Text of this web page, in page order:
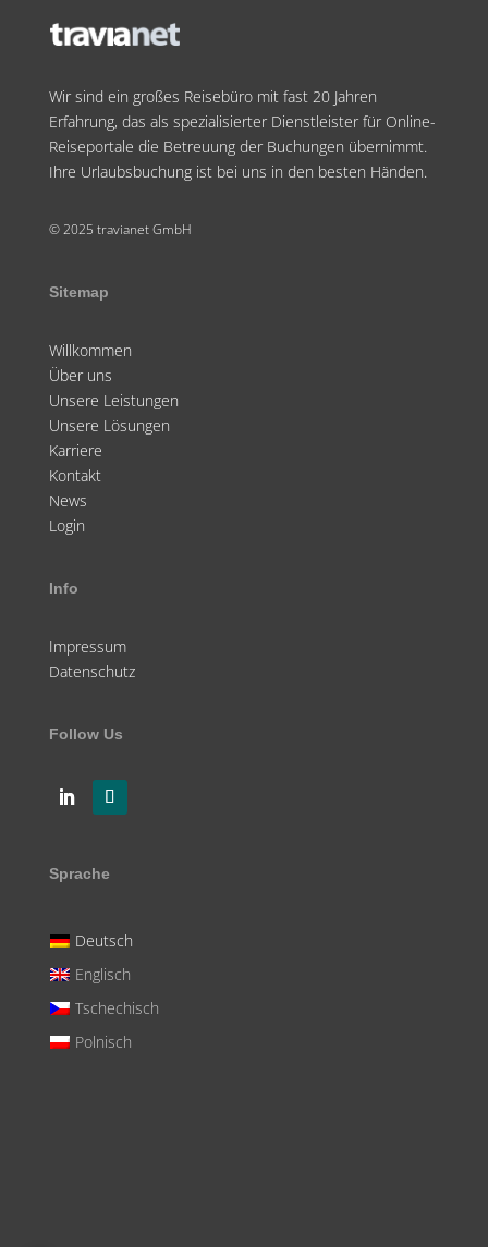
Wir sind ein großes Reisebüro mit fast 20 Jahren
Erfahrung, das als spezialisierter Dienstleister für Online-
Reiseportale die Betreuung der Buchungen übernimmt.
Ihre Urlaubsbuchung ist bei uns in den besten Händen.
© 2025 travianet GmbH
Sitemap
Willkommen
Über uns
Unsere Leistungen
Unsere Lösungen
Karriere
Kontakt
News
Login
Info
Impressum
Datenschutz
Follow Us
Sprache
Deutsch
Englisch
Tschechisch
Polnisch